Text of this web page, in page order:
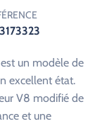
un modèle de
excellent état.
V8 modifié de
et une